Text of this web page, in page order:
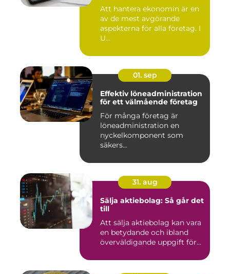
Att hantera ekonomin är en
av de mest avgörande
aspekterna för alla företag. I
U...
01. sep
Effektiv löneadministration
för ett välmående företag
För många företag är
löneadministration en
nyckelkomponent som
säkers...
31. aug
Sälja aktiebolag: Så går det
till
Att sälja aktiebolag kan vara
en betydande och ibland
överväldigande uppgift för...